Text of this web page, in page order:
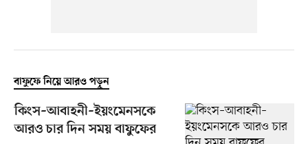
বাফুফে নিয়ে আরও পড়ুন
কিংস–আবাহনী–ইয়ংমেনসকে
আরও চার দিন সময় বাফুফের